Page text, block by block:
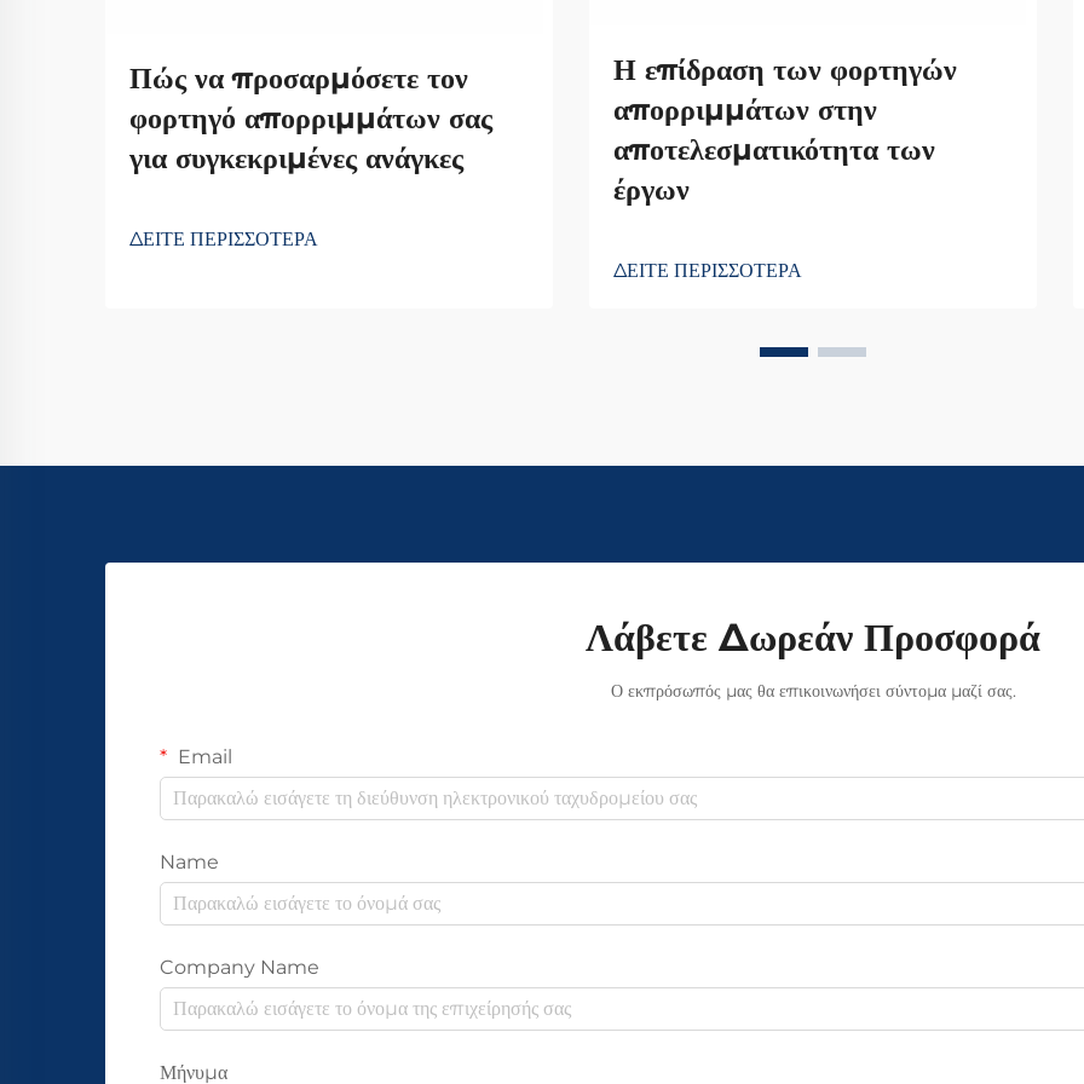
Πώς να προσαρμόσετε τον
φορτηγό απορριμμάτων σας
για συγκεκριμένες ανάγκες
ΔΕΙΤΕ ΠΕΡΙΣΣΟΤΕΡΑ
Η επίδραση των φορτηγών
απορριμμάτων στην
αποτελεσματικότητα των
έργων
ΔΕΙΤΕ ΠΕΡΙΣΣΟΤΕΡΑ
Λάβετε Δωρεάν Προσφορά
Ο εκπρόσωπός μας θα επικοινωνήσει σύντομα μαζί σας.
Email
Name
Company Name
Μήνυμα